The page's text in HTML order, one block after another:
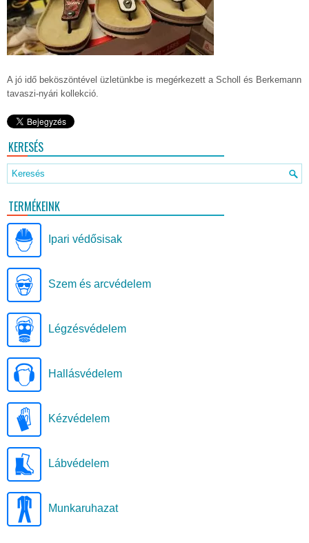
A jó idő beköszöntével üzletünkbe is megérkezett a Scholl és Berkemann
tavaszi-nyári kollekció.
KERESÉS
TERMÉKEINK
Ipari védősisak
Szem és arcvédelem
Légzésvédelem
Hallásvédelem
Kézvédelem
Lábvédelem
Munkaruhazat